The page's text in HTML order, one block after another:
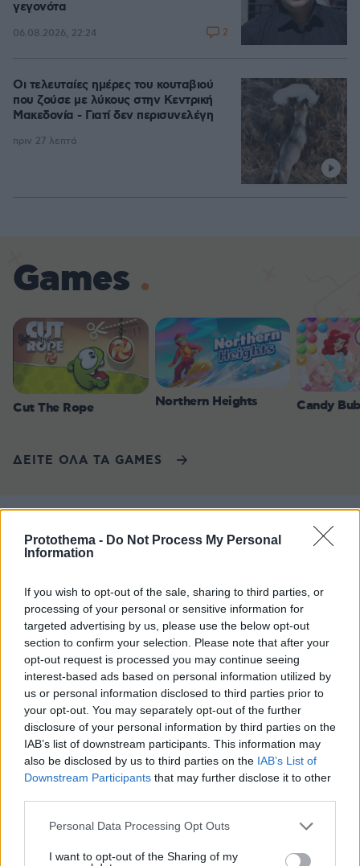
Protothema - Do Not Process My Personal
Information
If you wish to opt-out of the sale, sharing to third parties, or
processing of your personal or sensitive information for
targeted advertising by us, please use the below opt-out
section to confirm your selection. Please note that after your
opt-out request is processed you may continue seeing
interest-based ads based on personal information utilized by
us or personal information disclosed to third parties prior to
your opt-out. You may separately opt-out of the further
disclosure of your personal information by third parties on the
IAB’s list of downstream participants. This information may
also be disclosed by us to third parties on the IAB’s List of
Downstream Participants that may further disclose it to other
Please note that this website/app uses one or more Google
not limited to your visit or usage behaviour. You may click to
Personal Data Processing Opt Outs
I want to opt-out of the Sharing of my
γεγονότα
06.08.2026, 22:24 2
Οι τελευταίες ημέρες του κουταβιού
που ζούσε με λύκους στην Κεντρική
Μακεδονία - Γιατί δεν περισυνελέγη
πριν 27 λεπτά
Games
Cut The Rope Northern Heights Candy
ΔΕΙΤΕ ΟΛΑ ΤΑ GAMES
Best of Network